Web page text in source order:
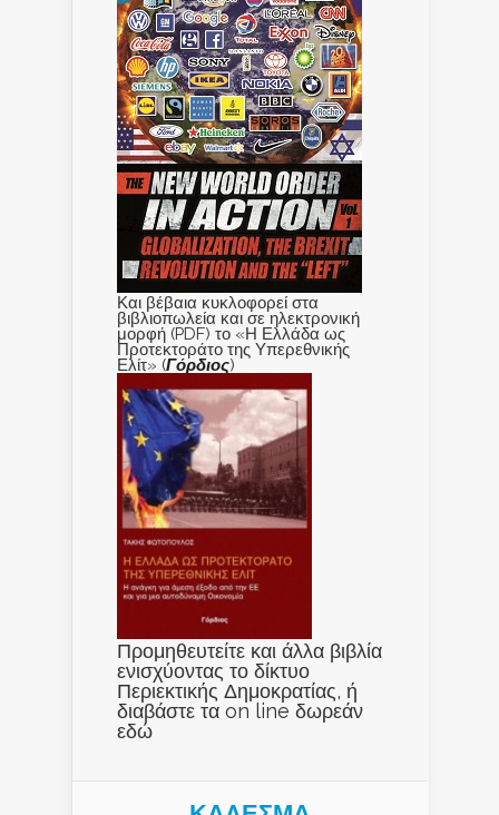
Και βέβαια κυκλοφορεί στα
βιβλιοπωλεία και σε ηλεκτρονική
μορφή (PDF) το «Η Ελλάδα ως
Προτεκτοράτο της Υπερεθνικής
Ελίτ» (Γόρδιος)
Προμηθευτείτε και άλλα βιβλία
ενισχύοντας το δίκτυο
Περιεκτικής Δημοκρατίας, ή
διαβάστε τα on line δωρεάν
εδώ